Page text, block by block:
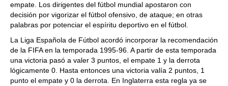
empate. Los dirigentes del fútbol mundial apostaron con
decisión por vigorizar el fútbol ofensivo, de ataque; en otras
palabras por potenciar el espíritu deportivo en el fútbol.
La Liga Española de Fútbol acordó incorporar la recomendación
de la FIFA en la temporada 1995-96. A partir de esta temporada
una victoria pasó a valer 3 puntos, el empate 1 y la derrota
lógicamente 0. Hasta entonces una victoria valía 2 puntos, 1
punto el empate y 0 la derrota. En Inglaterra esta regla ya se